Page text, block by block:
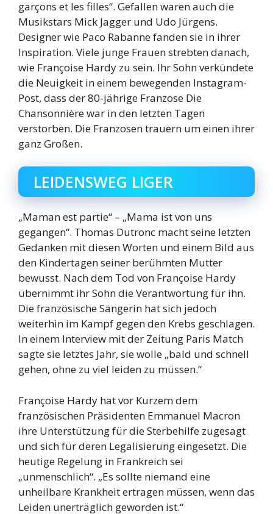
garçons et les filles“. Gefallen waren auch die
Musikstars Mick Jagger und Udo Jürgens.
Designer wie Paco Rabanne fanden sie in ihrer
Inspiration. Viele junge Frauen strebten danach,
wie Françoise Hardy zu sein. Ihr Sohn verkündete
die Neuigkeit in einem bewegenden Instagram-
Post, dass der 80-jährige Franzose Die
Chansonnière war in den letzten Tagen
verstorben. Die Franzosen trauern um einen ihrer
ganz Großen.
LEIDENSWEG LIGER
„Maman est partie“ – „Mama ist von uns
gegangen“. Thomas Dutronc macht seine letzten
Gedanken mit diesen Worten und einem Bild aus
den Kindertagen seiner berühmten Mutter
bewusst. Nach dem Tod von Françoise Hardy
übernimmt ihr Sohn die Verantwortung für ihn.
Die französische Sängerin hat sich jedoch
weiterhin im Kampf gegen den Krebs geschlagen.
In einem Interview mit der Zeitung Paris Match
sagte sie letztes Jahr, sie wolle „bald und schnell
gehen, ohne zu viel leiden zu müssen.“
Françoise Hardy hat vor Kurzem dem
französischen Präsidenten Emmanuel Macron
ihre Unterstützung für die Sterbehilfe zugesagt
und sich für deren Legalisierung eingesetzt. Die
heutige Regelung in Frankreich sei
„unmenschlich“. „Es sollte niemand eine
unheilbare Krankheit ertragen müssen, wenn das
Leiden unerträglich geworden ist.“